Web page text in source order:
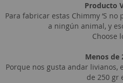
Producto
Para fabricar estas Chimmy ‘S
a ningún animal, y
Choose
Menos de
Porque nos gusta andar livianos,
de 250 gr